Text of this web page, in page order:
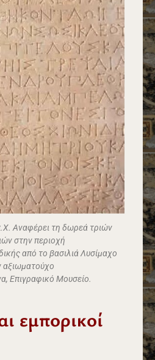
Αναφέρει τη δωρεά τριών
στην περιοχή
από το βασιλιά Λυσίμαχο
αξιωματούχο
Επιγραφικό Μουσείο.
εμπορικοί